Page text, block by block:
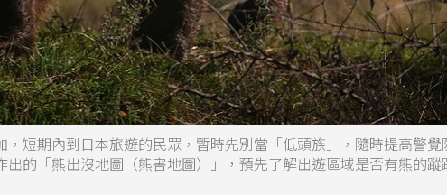
短期內到日本旅遊的民眾，暫時先別當「低頭族」，隨時提高警覺
的「熊出沒地圖（熊害地圖）」，預先了解出遊區域是否有熊的蹤